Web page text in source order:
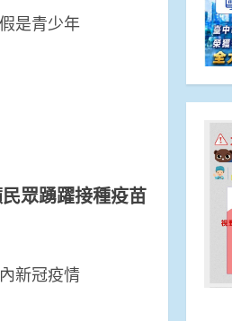
是青少年
眾踴躍接種疫苗
新冠疫情